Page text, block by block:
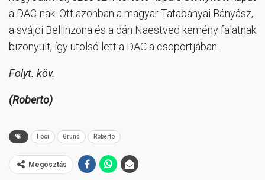
a DAC-nak. Ott azonban a magyar Tatabányai Bányász,
a svájci Bellinzona és a dán Naestved kemény falatnak
bizonyult, így utolsó lett a DAC a csoportjában.
Folyt. köv.
(Roberto)
Foci Grund Roberto
Megosztás